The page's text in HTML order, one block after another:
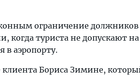
ограничение должников
когда туриста не допускают
в аэропорту.
клиента Бориса Зимине,